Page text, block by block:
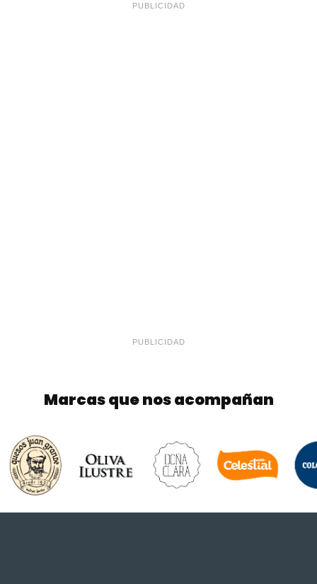
PUBLICIDAD
PUBLICIDAD
Marcas que nos acompañan